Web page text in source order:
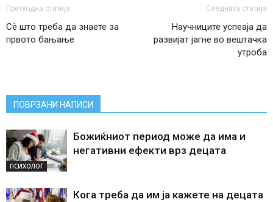
Претходна статија
Сѐ што треба да знаете за
првото бањање
Следната статија
Научниците успеаја да
развијат јагне во вештачка
утроба
ПОВРЗАНИ НАПИСИ
ПСИХОЛОГ
Божиќниот период може да има и
негативни ефекти врз децата
Кога треба да им ја кажете на децата